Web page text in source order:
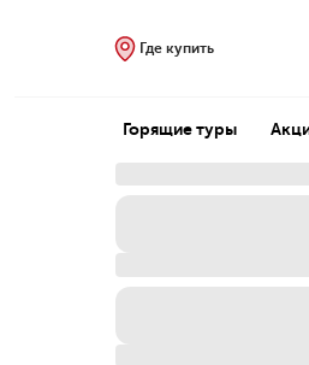
Где купить
Горящие туры